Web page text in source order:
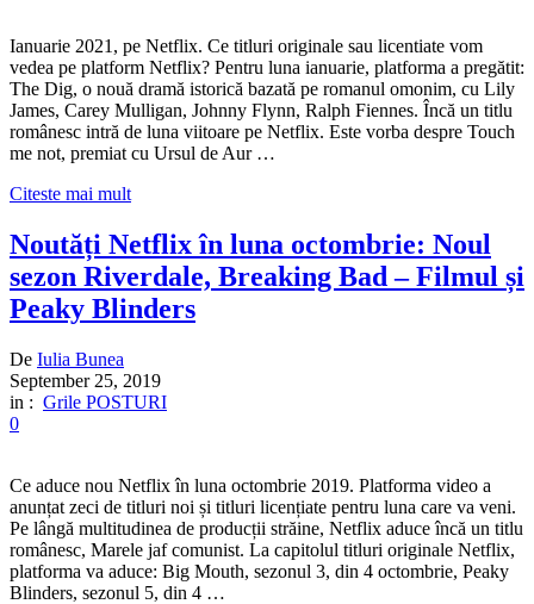
Ianuarie 2021, pe Netflix. Ce titluri originale sau licentiate vom
vedea pe platform Netflix? Pentru luna ianuarie, platforma a pregătit:
The Dig, o nouă dramă istorică bazată pe romanul omonim, cu Lily
James, Carey Mulligan, Johnny Flynn, Ralph Fiennes. Încă un titlu
românesc intră de luna viitoare pe Netflix. Este vorba despre Touch
me not, premiat cu Ursul de Aur …
Citeste mai mult
Noutăți Netflix în luna octombrie: Noul
sezon Riverdale, Breaking Bad – Filmul și
Peaky Blinders
De Iulia Bunea
September 25, 2019
in : Grile POSTURI
0
Ce aduce nou Netflix în luna octombrie 2019. Platforma video a
anunțat zeci de titluri noi și titluri licențiate pentru luna care va veni.
Pe lângă multitudinea de producții străine, Netflix aduce încă un titlu
românesc, Marele jaf comunist. La capitolul titluri originale Netflix,
platforma va aduce: Big Mouth, sezonul 3, din 4 octombrie, Peaky
Blinders, sezonul 5, din 4 …